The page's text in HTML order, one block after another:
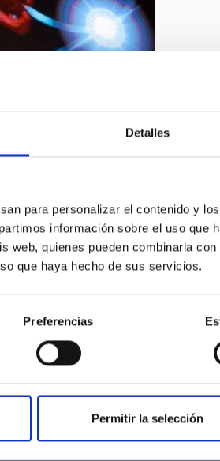
Detalles
para personalizar el contenido y
información sobre el uso que
web, quienes pueden combinarla
que haya hecho de sus servicios.
Preferencias
Permitir la selección
anti-fraud policy
Privacy
Legal